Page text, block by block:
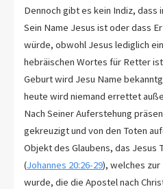
Dennoch gibt es kein Indiz, dass
Sein Name Jesus ist oder dass
würde, obwohl Jesus lediglich
hebräischen Wortes für Retter ist, Yeshua.
Geburt wird Jesu Name
heute wird niemand errettet
Nach Seiner Auferstehung präsentiert sich Jesus als am Kreuz
gekreuzigt und von den Toten
Objekt des Glaubens, das Jesus
(Johannes 20:26-29), welches
wurde, die die Apostel nach